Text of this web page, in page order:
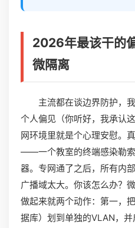
2026年最该干的
微隔离
主流都在谈边界防护，
个人偏见（你听好，我承认
网环境里就是个心理安慰。
——一个教室的终端感染勒
器。专网通了之后，所有内
广播域太大。你该怎么办？
做起来就两个动作：第一，
据库）划到单独的VLAN，